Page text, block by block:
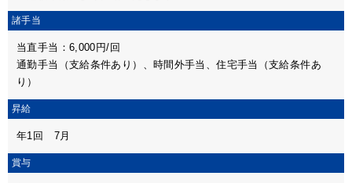
諸手当
当直手当：6,000円/回
通勤手当（支給条件あり）、時間外手当、住宅手当（支給条件あ
り）
昇給
年1回 7月
賞与